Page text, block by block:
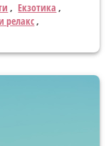
Екзотика
релакс